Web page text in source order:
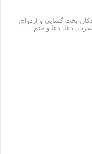
, بخت گشایی و ازدواج,
, دعا, دعا و ختم